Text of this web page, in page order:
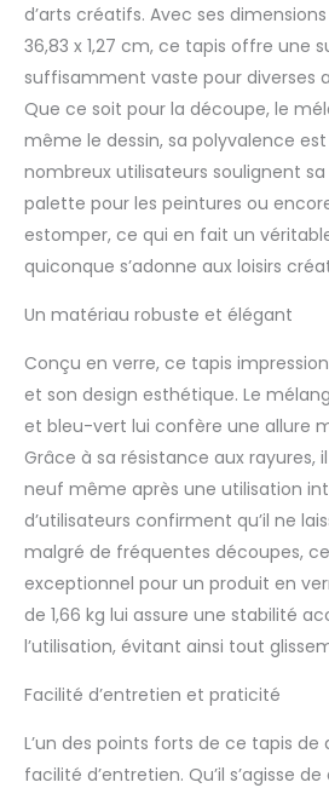
d’arts créatifs. Avec ses
36,83 x 1,27 cm, ce tapis offre une
suffisamment vaste pour diverses
Que ce soit pour la découpe, le
même le dessin, sa polyvalence
nombreux utilisateurs soulignent
palette pour les peintures ou
estomper, ce qui en fait un
quiconque s’adonne aux loisirs
Un matériau robuste et élégant
Conçu en verre, ce tapis
et son design esthétique. Le
et bleu-vert lui confère une allure
Grâce à sa résistance aux rayures,
neuf même après une utilisation
d’utilisateurs confirment qu’il ne
malgré de fréquentes découpes,
exceptionnel pour un produit en
de 1,66 kg lui assure une stabilité
l’utilisation, évitant ainsi tout
Facilité d’entretien et praticité
L’un des points forts de ce tapis de
facilité d’entretien. Qu’il s’agisse